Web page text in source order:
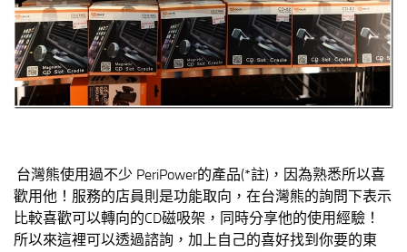
台灣熊使用過不少 PeriPower的產品(*註)，因為熟悉所以喜
歡用他！服務的店員則是功能取向，在台灣熊的詢問下表示
比較喜歡可以轉向的CD磁吸架，同時分享他的使用經驗！
所以來這裡可以透過諮詢，加上自己的喜好找到你要的東